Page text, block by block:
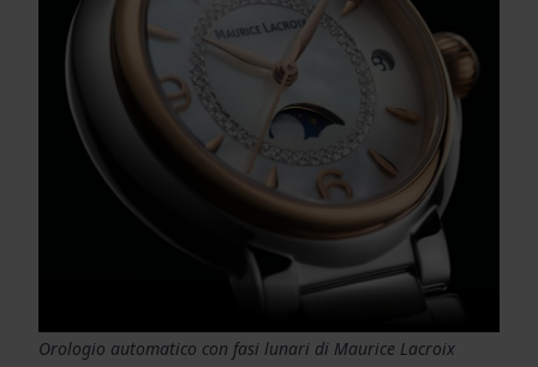
Orologio automatico con fasi lunari di Maurice Lacroix